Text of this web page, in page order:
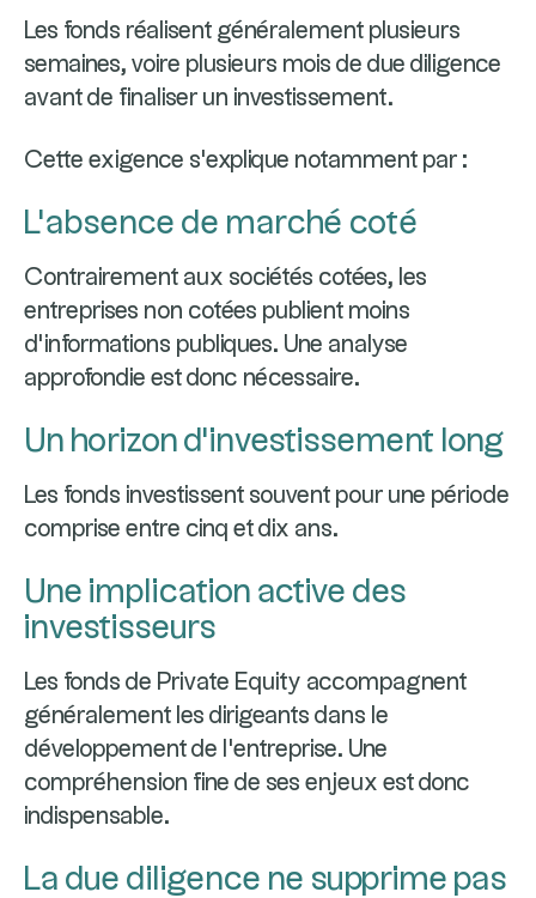
Les fonds réalisent généralement plusieurs
semaines, voire plusieurs mois de due diligence
avant de finaliser un investissement.
Cette exigence s'explique notamment par :
L'absence de marché coté
Contrairement aux sociétés cotées, les
entreprises non cotées publient moins
d'informations publiques. Une analyse
approfondie est donc nécessaire.
Un horizon d'investissement long
Les fonds investissent souvent pour une période
comprise entre cinq et dix ans.
Une implication active des
investisseurs
Les fonds de Private Equity accompagnent
généralement les dirigeants dans le
développement de l'entreprise. Une
compréhension fine de ses enjeux est donc
indispensable.
La due diligence ne supprime pas